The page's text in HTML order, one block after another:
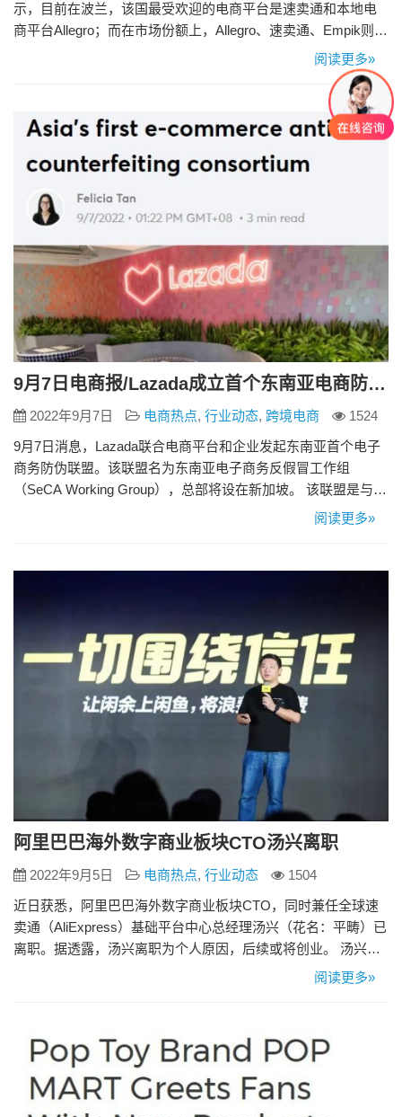
示，目前在波兰，该国最受欢迎的电商平台是速卖通和本地电
商平台Allegro；而在市场份额上，Allegro、速卖通、Empik则分
别位列前三甲，速卖通同样超过了亚马逊。 就在大多数人认为
阿里系的速卖通在跨境市场对标亚马逊的竞争无望时，速卖通
在波兰的傲人“战绩”狠狠打了大家的脸。 为什么速卖通能成功
火爆波兰市场？ 首先，速卖通采取了国内…
阅读更多»
9月7日电商报/Lazada成立首个东南亚电商防伪联盟
2022年9月7日 电商热点, 行业动态, 跨境电商
1524
9月7日消息，Lazada联合电商平台和企业发起东南亚首个电子
商务防伪联盟。该联盟名为东南亚电子商务反假冒工作组
（SeCA Working Group），总部将设在新加坡。 该联盟是与新
加坡知识产权局（IPOS）组织的IP Week @ SG同时发起的，
Carousell、微信、TikTo…
阅读更多»
阿里巴巴海外数字商业板块CTO汤兴离职
2022年9月5日 电商热点, 行业动态
1504
近日获悉，阿里巴巴海外数字商业板块CTO，同时兼任全球速
卖通（AliExpress）基础平台中心总经理汤兴（花名：平畴）已
离职。据透露，汤兴离职为个人原因，后续或将创业。 汤兴于
2019年8月加入阿里，后在大淘宝全面负责淘系用户产品与技
管的大淘宝交给了戴珊；而戴珊此前分管的全球速卖…
阅读更多»